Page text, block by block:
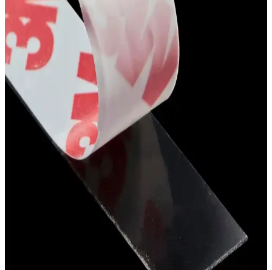
özel gününe zarafet ve kültürel değerler getiriyor.
Düğün Tacı Seçerken Dikkat Edilmesi Gerekenler ve
Trendler
Düğün tacı, gelin görünümünü tamamlayan en önemli aksesuarlar
arasında yer alır. Modeller, uyum ve tarzınıza göre seçilmeli, yüz
şekli ve konsept dikkate alınmalıdır.
Altay Aksesuar Beyaz Düz Püskül Saçak 15 cm –
Zarif ve Modern Dekoratif Şerit
15 cm uzunluğundaki beyaz düz püskül saçak, zarif tasarımı ve
hareketli detaylarıyla gelinlik, nişan ve kına gecesi gibi
organizasyonlarda şıklık ve estetiği tamamlar.
Altay Aksesuar Siyah Düz Püskül Saçak 15 cm
Modern ve Zarif Dekoratif Aksesuar
15 cm uzunluğundaki siyah püskül saçak, şık detaylarıyla düğün,
nişan ve özel organizasyonlarda kullanılır. Modern tasarımıyla
kıyafet ve dekorasyonlara zarif dokunuşlar katar.